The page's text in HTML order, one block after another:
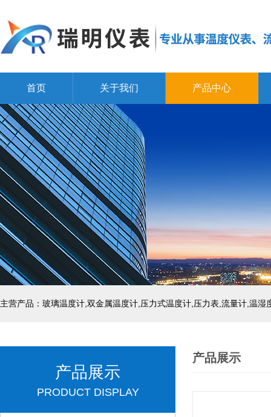
首页 关于我们 产品中心
产品展示
PRODUCT DISPLAY
产品展示